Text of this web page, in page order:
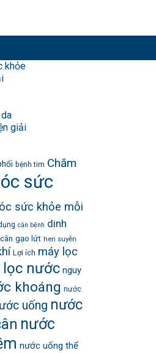
khỏe
giải
bệnh tim Chăm
sức
sức khỏe mỗi
căn bệnh dinh
gạo lứt hen suyễn
Lợi ích máy lọc
lọc nước nguy
khoáng nước
uống nước
nước
nước uống thể